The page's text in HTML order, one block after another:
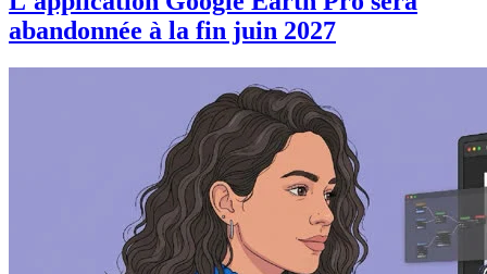
abandonnée à la fin juin 2027